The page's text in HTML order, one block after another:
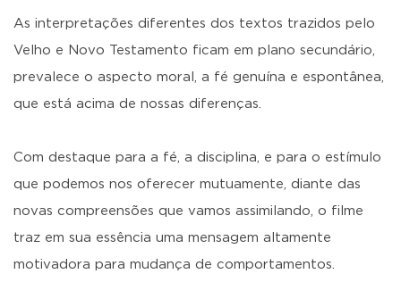
As interpretações diferentes dos textos trazidos pelo
Velho e Novo Testamento ficam em plano secundário,
prevalece o aspecto moral, a fé genuína e espontânea,
que está acima de nossas diferenças.
Com destaque para a fé, a disciplina, e para o estímulo
que podemos nos oferecer mutuamente, diante das
novas compreensões que vamos assimilando, o filme
traz em sua essência uma mensagem altamente
motivadora para mudança de comportamentos.